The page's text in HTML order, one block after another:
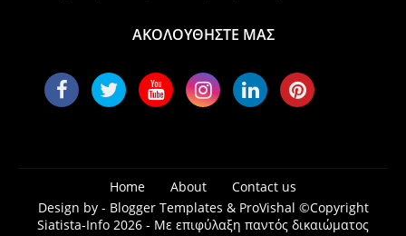
ΑΚΟΛΟΥΘΗΣΤΕ ΜΑΣ
Home About
Contact us
Design by - Blogger Templates & ProVishal ©Copyright
Siatista-Info 2026 - Με επιφύλαξη παντός δικαιώματος